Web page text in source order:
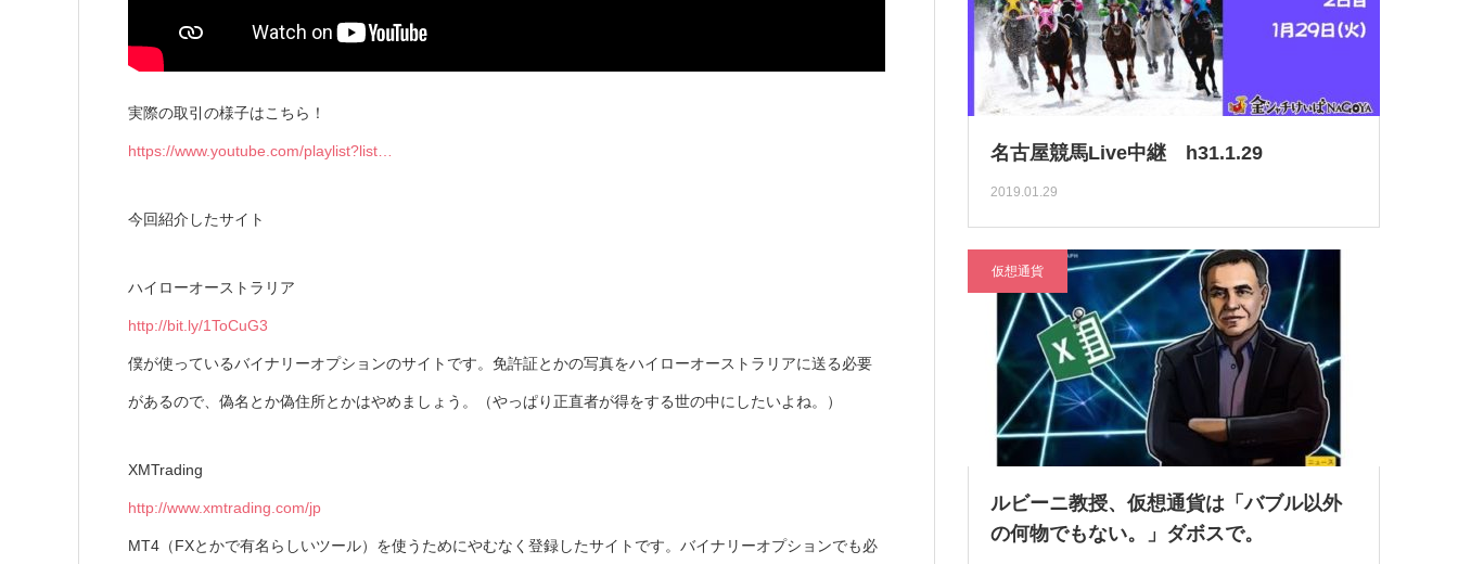
実際の取引の様子はこちら！
https://www.youtube.com/playlist?list…
今回紹介したサイト
ハイローオーストラリア
http://bit.ly/1ToCuG3
僕が使っているバイナリーオプションのサイトです。免許証とかの写真をハイローオーストラリアに送る必要
があるので、偽名とか偽住所とかはやめましょう。（やっぱり正直者が得をする世の中にしたいよね。）
XMTrading
http://www.xmtrading.com/jp
MT4（FXとかで有名らしいツール）を使うためにやむなく登録したサイトです。バイナリーオプションでも必
名古屋競馬Live中継 h31.1.29
2019.01.29
仮想通貨
ルビーニ教授、仮想通貨は「バブル以外
の何物でもない。」ダボスで。